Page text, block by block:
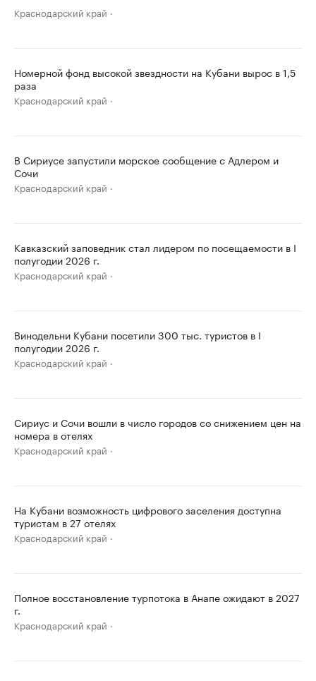
Краснодарский край
Номерной фонд высокой звездности на Кубани вырос в 1,5
раза
Краснодарский край
В Сириусе запустили морское сообщение с Адлером и
Сочи
Краснодарский край
Кавказский заповедник стал лидером по посещаемости в I
полугодии 2026 г.
Краснодарский край
Винодельни Кубани посетили 300 тыс. туристов в I
полугодии 2026 г.
Краснодарский край
Сириус и Сочи вошли в число городов со снижением цен на
номера в отелях
Краснодарский край
На Кубани возможность цифрового заселения доступна
туристам в 27 отелях
Краснодарский край
Полное восстановление турпотока в Анапе ожидают в 2027
г.
Краснодарский край